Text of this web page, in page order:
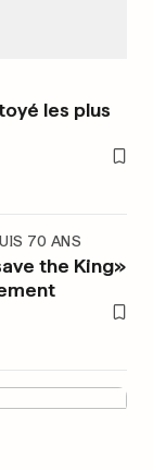
les plus
70 ANS
the King»